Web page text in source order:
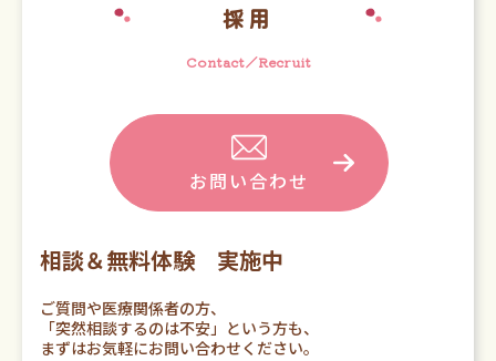
採用
Contact／Recruit
お問い合わせ
相談＆無料体験 実施中
ご質問や医療関係者の方、
「突然相談するのは不安」という方も、
まずはお気軽にお問い合わせください。